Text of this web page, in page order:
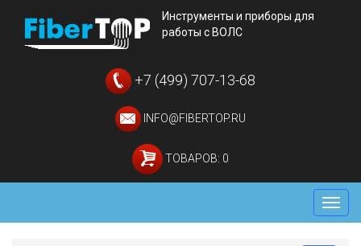
Инструменты и приборы для
работы с ВОЛС
+7 (499) 707-13-68
INFO@FIBERTOP.RU
ТОВАРОВ: 0
Меню